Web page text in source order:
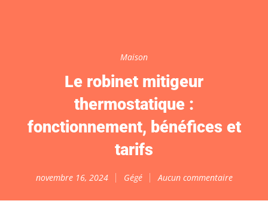
Maison
Le robinet mitigeur
thermostatique :
fonctionnement, bénéfices et
tarifs
novembre 16, 2024 Gégé Aucun commentaire